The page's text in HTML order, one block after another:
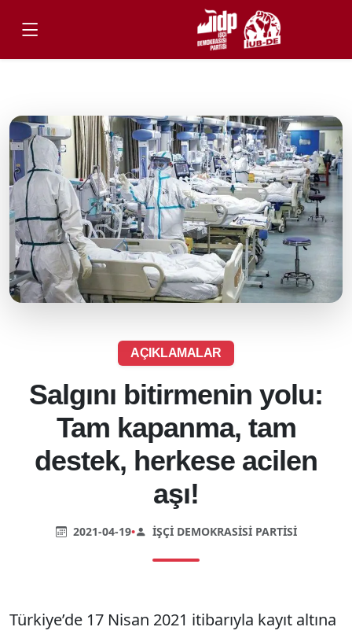
AÇIKLAMALAR
Salgını bitirmenin yolu:
Tam kapanma, tam
destek, herkese acilen
aşı!
2021-04-19• İŞÇI DEMOKRASISI PARTISI
Türkiye’de 17 Nisan 2021 itibarıyla kayıt altına